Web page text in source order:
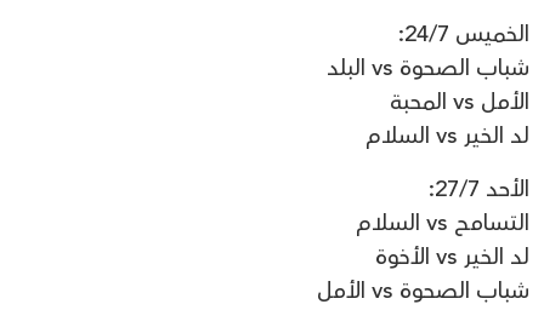
الخميس 24/7:
شباب الصحوة vs البلد
الأمل vs المحبة
لد الخير vs السلام
الأحد 27/7:
التسامح vs السلام
لد الخير vs الأخوة
شباب الصحوة vs الأمل